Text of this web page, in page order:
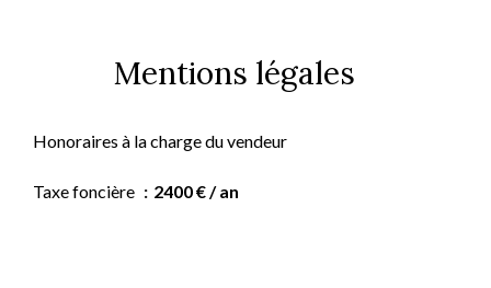
Mentions légales
Honoraires à la charge du vendeur
Taxe foncière 2400 € / an